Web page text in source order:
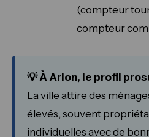
(compteur
compteur
💡 À Arlon, le profil
La ville attire des
élevés, souvent
individuelles avec de